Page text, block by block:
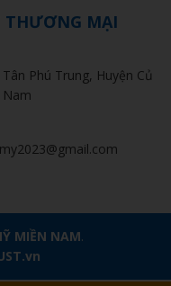
THƯƠNG MẠI
Phú Trung, Huyện Củ
Nam
MIỀN NAM.